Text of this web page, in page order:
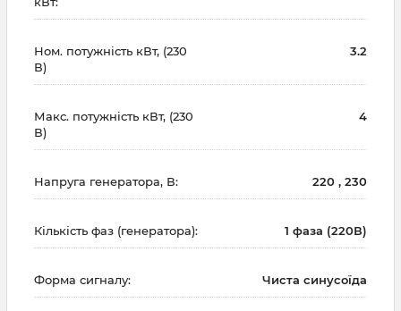
Ном. потужність кВт, (230
В)
3.2
Макс. потужність кВт, (230
В)
4
Напруга генератора, В: 220 , 230
Кількість фаз (генератора): 1 фаза (220В)
Форма сигналу: Чиста синусоїда